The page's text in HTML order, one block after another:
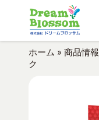
ホーム » 商品情報
ク